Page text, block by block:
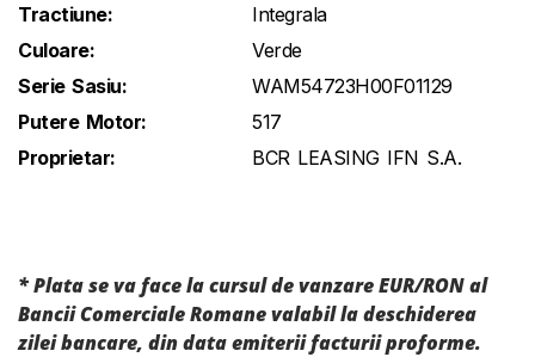
Tractiune:
Integrala
Culoare:
Verde
Serie Sasiu:
WAM54723H00F01129
Putere Motor:
517
Proprietar:
BCR LEASING IFN S.A.
* Plata se va face la cursul de vanzare EUR/RON al
Bancii Comerciale Romane valabil la deschiderea
zilei bancare, din data emiterii facturii proforme.